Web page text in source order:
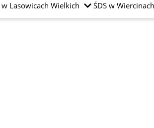
w Lasowicach Wielkich ŚDS w Wiercinach